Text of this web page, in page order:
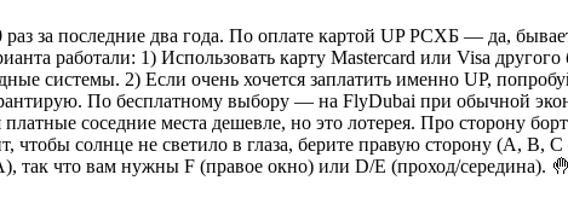
за последние два года. По оплате картой UP РСХБ — да,
работали: 1) Использовать карту Mastercard или Visa
системы. 2) Если очень хочется заплатить именно UP,
По бесплатному выбору — на FlyDubai при обычной
соседние места дешевле, но это лотерея. Про сторону
чтобы солнце не светило в глаза, берите правую сторону (A,
так что вам нужны F (правое окно) или D/E (проход/середина).